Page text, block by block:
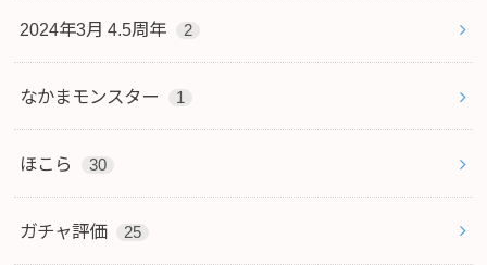
2024年3月 4.5周年 2
なかまモンスター 1
ほこら 30
ガチャ評価 25